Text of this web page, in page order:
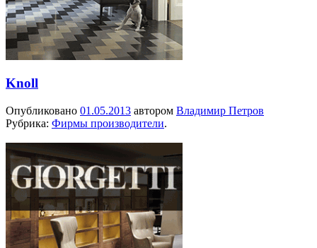
Knoll
Опубликовано 01.05.2013 автором Владимир Петров
Рубрика: Фирмы производители.